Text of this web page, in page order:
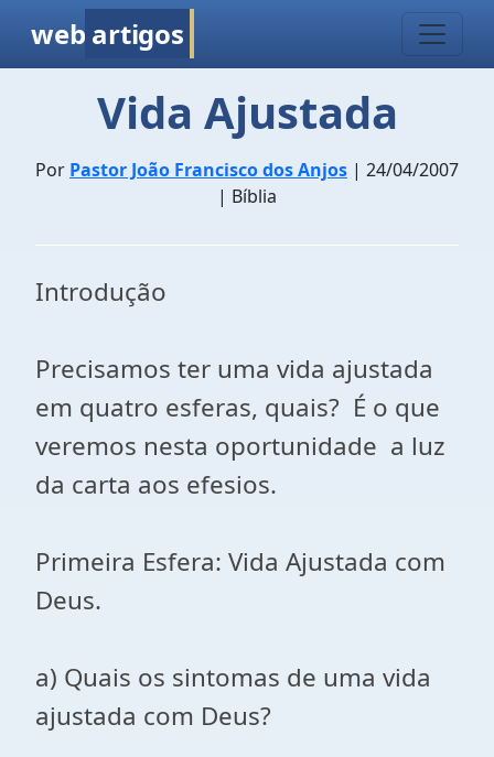
web artigos
Vida Ajustada
Por Pastor João Francisco dos Anjos | 24/04/2007
| Bíblia
Introdução
Precisamos ter uma vida ajustada
em quatro esferas, quais? É o que
veremos nesta oportunidade a luz
da carta aos efesios.
Primeira Esfera: Vida Ajustada com
Deus.
a) Quais os sintomas de uma vida
ajustada com Deus?